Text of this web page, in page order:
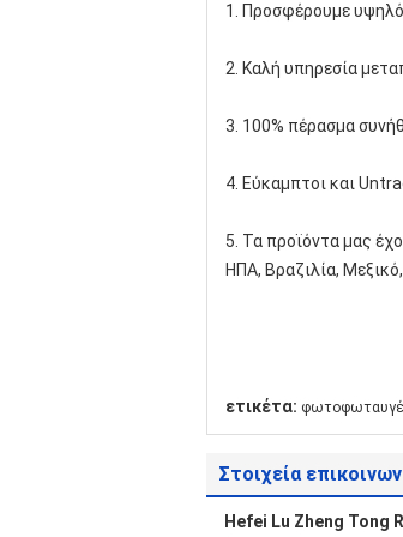
1. Προσφέρουμε υψηλό
2. Καλή υπηρεσία
3. 100% πέρασμα
4. Εύκαμπτοι και
5. Τα προϊόντα μας
ΗΠΑ, Βραζιλία,
ετικέτα:
Στοιχεία
Hefei Lu Zheng Tong